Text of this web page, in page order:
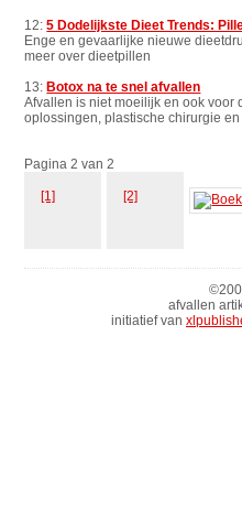
12:5 Dodelijkste Dieet Trends:
Enge en gevaarlijke nieuwe
meer over dieetpillen
13:Botox na te snel afvallen
Afvallen is niet moeilijk en ook
oplossingen, plastische chirurgie
Pagina 2 van 2
[1] [2]
afvallen
initiatief van